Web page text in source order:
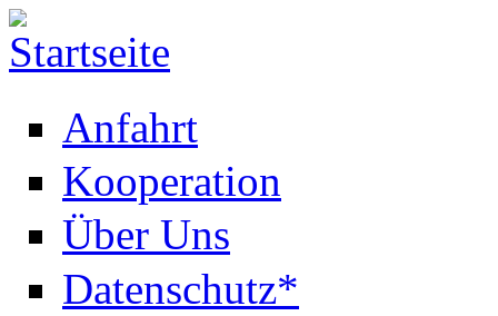
Anfahrt
Kooperation
Über Uns
Datenschutz*